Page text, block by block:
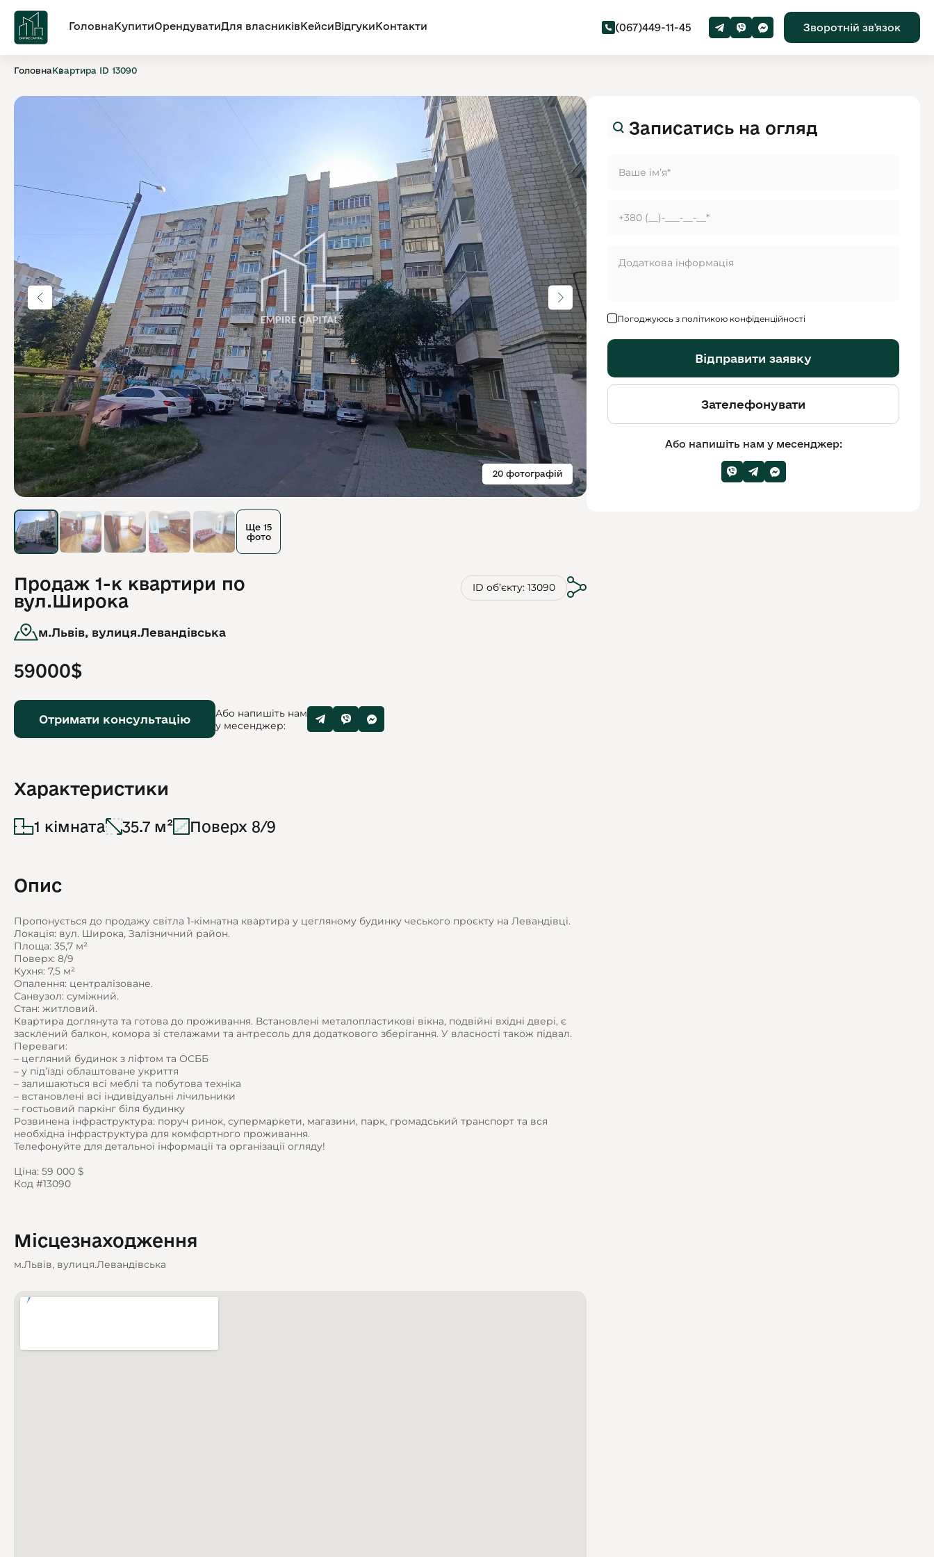
ГоловнаКупитиОрендуватиДля власниківКейсиВідгукиКонтакти (067)449-11-45 Зворотній звʼязок
ГоловнаКвартира ID 13090
20 фотографій
Ще 15
фото
Продаж 1-к квартири по
вул.Широка
м.Львів, вулиця.Левандівська
ID обʼєкту: 13090
59000$
Отримати консультацію
Або напишіть нам
у месенджер:
Характеристики
1 кімната 35.7 м² Поверх 8/9
Опис
Пропонується до продажу світла 1-кімнатна квартира у цегляному будинку чеського проєкту на Левандівці.
Локація: вул. Широка, Залізничний район.
Площа: 35,7 м²
Поверх: 8/9
Кухня: 7,5 м²
Опалення: централізоване.
Санвузол: суміжний.
Стан: житловий.
Квартира доглянута та готова до проживання. Встановлені металопластикові вікна, подвійні вхідні двері, є
засклений балкон, комора зі стелажами та антресоль для додаткового зберігання. У власності також підвал.
Переваги:
– цегляний будинок з ліфтом та ОСББ
– у під’їзді облаштоване укриття
– залишаються всі меблі та побутова техніка
– встановлені всі індивідуальні лічильники
– гостьовий паркінг біля будинку
Розвинена інфраструктура: поруч ринок, супермаркети, магазини, парк, громадський транспорт та вся
необхідна інфраструктура для комфортного проживання.
Телефонуйте для детальної інформації та організації огляду!
Ціна: 59 000 $
Код #13090
Місцезнаходження
м.Львів, вулиця.Левандівська
Записатись на огляд
Погоджуюсь з політикою конфіденційності
Відправити заявку
Зателефонувати
Або напишіть нам у месенджер: